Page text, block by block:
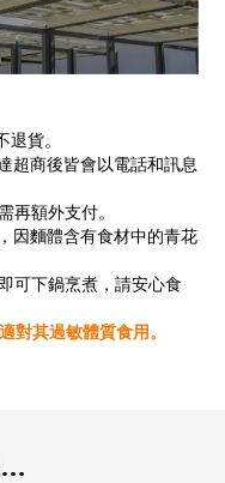
貨。
超商後皆會以電話和訊息
額外支付。
因麵體含有食材中的青花
可下鍋烹煮，請安心食
對其過敏體質食用。